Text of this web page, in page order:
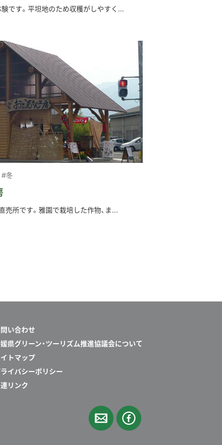
です。平坦地のため収穫がしやすく...
#冬
売所です。雅園で栽培した作物、ま...
い合わせ
県グリーン・ツーリズム推進協議会について
トマップ
イバシーポリシー
リンク